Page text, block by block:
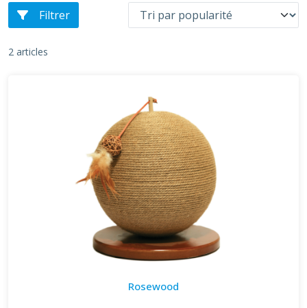
Filtrer
2 articles
Rosewood